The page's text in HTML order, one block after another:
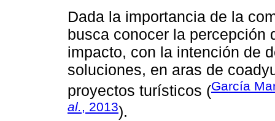
Dada la importancia de la
busca conocer la percepción
impacto, con la intención de
soluciones, en aras de
proyectos turísticos (García
al., 2013).